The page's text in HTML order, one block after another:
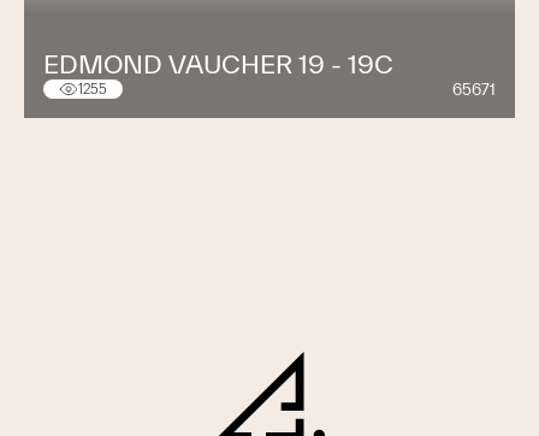
EDMOND VAUCHER 19 - 19C
1255 65671